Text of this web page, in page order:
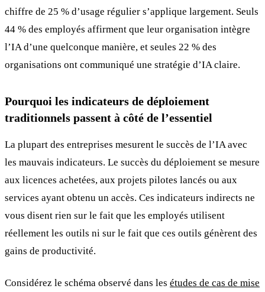
chiffre de 25 % d’usage régulier s’applique largement. Seuls
44 % des employés affirment que leur organisation intègre
l’IA d’une quelconque manière, et seules 22 % des
organisations ont communiqué une stratégie d’IA claire.
Pourquoi les indicateurs de déploiement
traditionnels passent à côté de l’essentiel
La plupart des entreprises mesurent le succès de l’IA avec
les mauvais indicateurs. Le succès du déploiement se mesure
aux licences achetées, aux projets pilotes lancés ou aux
services ayant obtenu un accès. Ces indicateurs indirects ne
vous disent rien sur le fait que les employés utilisent
réellement les outils ni sur le fait que ces outils génèrent des
gains de productivité.
Considérez le schéma observé dans les études de cas de mise